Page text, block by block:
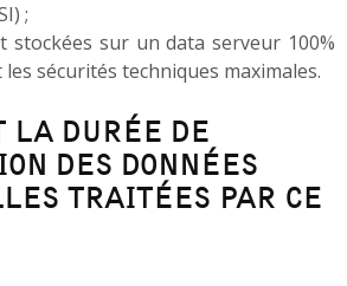
;
stockées sur un data serveur 100%
sécurités techniques maximales.
LA DURÉE DE
DES DONNÉES
TRAITÉES PAR CE